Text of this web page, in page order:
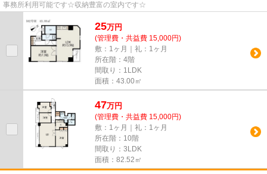
事務所利用可能です☆収納豊富の室内です☆
25万円
(管理費・共益費 15,000円)
敷：1ヶ月｜礼：1ヶ月
所在階：4階
間取り：1LDK
面積：43.00㎡
47万円
(管理費・共益費 15,000円)
敷：1ヶ月｜礼：1ヶ月
所在階：10階
間取り：3LDK
面積：82.52㎡